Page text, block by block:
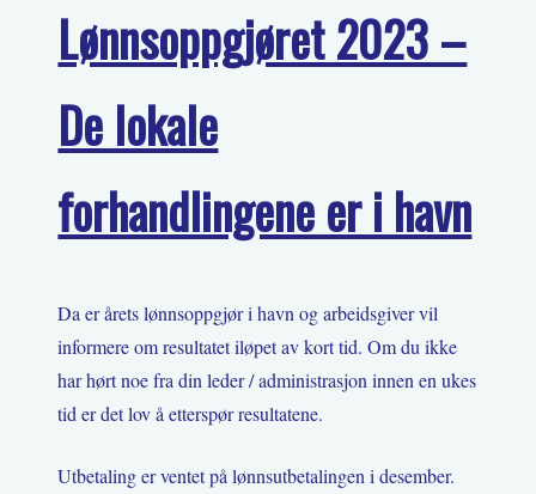
Lønnsoppgjøret 2023 –
De lokale
forhandlingene er i havn
Da er årets lønnsoppgjør i havn og arbeidsgiver vil
informere om resultatet iløpet av kort tid. Om du ikke
har hørt noe fra din leder / administrasjon innen en ukes
tid er det lov å etterspør resultatene.
Utbetaling er ventet på lønnsutbetalingen i desember.